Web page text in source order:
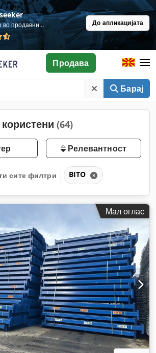
Бесплатно во продавница До апликацијата
Барај
Продава
(64)
Релевантност
сите филтри BITO
Мал оглас